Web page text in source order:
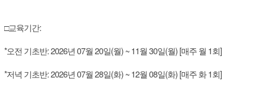
□교육기간:
*오전 기초반: 2026년 07월 20일(월) ~ 11월 30일(월) [매주 월 1회]
*저녁 기초반: 2026년 07월 28일(화) ~ 12월 08일(화) [매주 화 1회]